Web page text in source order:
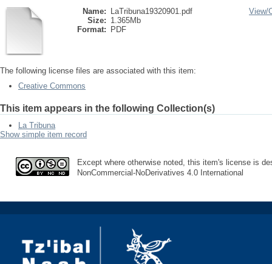
Name:
LaTribuna19320901.pdf
Size: 1.365Mb
Format:
PDF
View/
The following license files are associated with this item:
Creative Commons
This item appears in the following Collection(s)
La Tribuna
Show simple item record
Except where otherwise noted, this item's license is
NonCommercial-NoDerivatives 4.0 International